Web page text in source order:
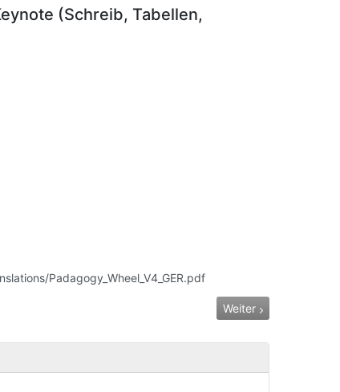
(Schreib, Tabellen,
Padagogy_Wheel_V4_GER.pdf
Nächster Beitrag:
Weiter